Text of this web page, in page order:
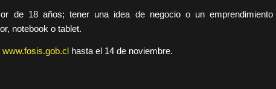
de 18 años; tener una idea de negocio o un emprendimiento
notebook o tablet.
www.fosis.gob.cl hasta el 14 de noviembre.